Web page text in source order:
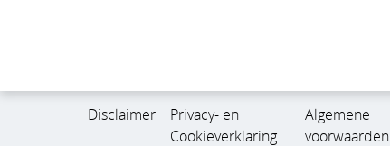
Disclaimer
Privacy- en
Cookieverklaring
Algemene
voorwaarden